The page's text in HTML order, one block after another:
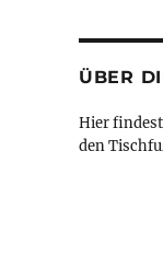
ÜBER
Hier
den